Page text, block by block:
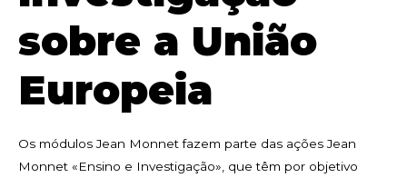
sobre a União
Europeia
Os módulos Jean Monnet fazem parte das ações Jean
Monnet «Ensino e Investigação», que têm por objetivo